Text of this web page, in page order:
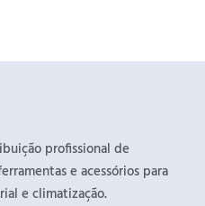
profissional de
e acessórios para
e climatização.